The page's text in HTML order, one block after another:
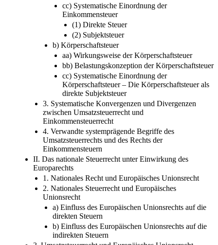
cc) Systematische Einordnung der
Einkommensteuer
(1) Direkte Steuer
(2) Subjektsteuer
b) Körperschaftsteuer
aa) Wirkungsweise der Körperschaftsteuer
bb) Belastungskonzeption der Körperschaftsteuer
cc) Systematische Einordnung der
Körperschaftsteuer – Die Körperschaftsteuer als
direkte Subjektsteuer
3. Systematische Konvergenzen und Divergenzen
zwischen Umsatzsteuerrecht und
Einkommensteuerrecht
4. Verwandte systemprägende Begriffe des
Umsatzsteuerrechts und des Rechts der
Einkommensteuern
II. Das nationale Steuerrecht unter Einwirkung des
Europarechts
1. Nationales Recht und Europäisches Unionsrecht
2. Nationales Steuerrecht und Europäisches
Unionsrecht
a) Einfluss des Europäischen Unionsrechts auf die
direkten Steuern
b) Einfluss des Europäischen Unionsrechts auf die
indirekten Steuern